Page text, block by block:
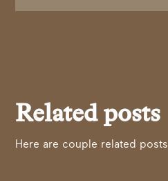
Related posts
Here are couple related posts